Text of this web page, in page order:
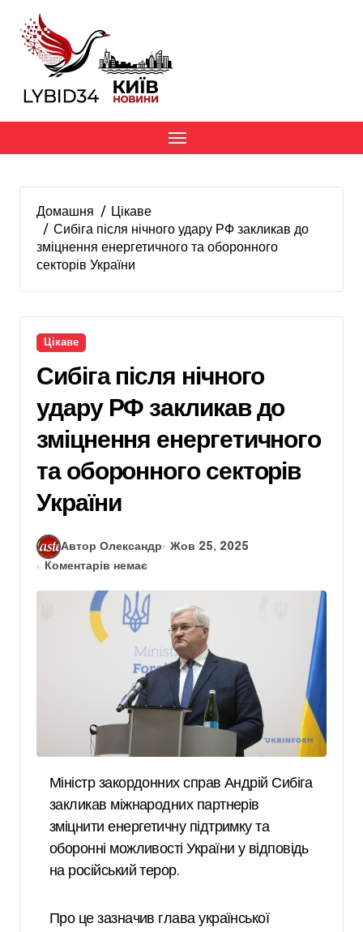
вмісту
Домашня
Цікаве
Сибіга після нічного удару РФ закликав до
зміцнення енергетичного та оборонного
секторів України
Цікаве
Сибіга після нічного
удару РФ закликав до
зміцнення енергетичного
та оборонного секторів
України
Автор Олександр
Жов 25, 2025
Коментарів немає
Міністр закордонних справ Андрій Сибіга
закликав міжнародних партнерів
зміцнити енергетичну підтримку та
оборонні можливості України у відповідь
на російський терор.
Про це зазначив глава української